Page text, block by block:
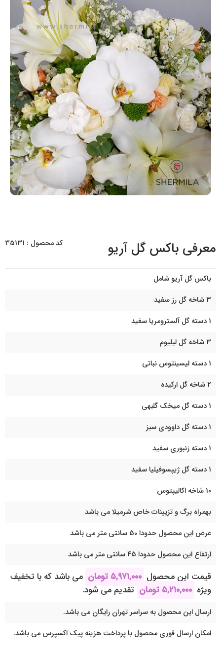
معرفی باکس گل آریو کد محصول : 35131
باکس گل آریو شامل
3 شاخه گل رز سفید
1 دسته گل آلسترومریا سفید
3 شاخه گل لیلیوم
1 دسته لیسینتوس نباتی
2 شاخه گل ارکیده
1 دسته گل میخک گلبهی
1 دسته گل داوودی سبز
1 دسته زنبوری سفید
1 دسته گل ژیپسوفیلیا سفید
10 شاخه اکالیپتوس
بهمراه برگ و تزیینات خاص شرمیلا می باشد
عرض این محصول حدودا 50 سانتی متر می باشد
ارتفاع این محصول حدودا 45 سانتی متر می باشد
قیمت این محصول ۵,۹۷۱,۰۰۰ تومان می باشد که با تخفیف
ویژه ۵,۲۱۰,۰۰۰ تومان تقدیم می شود.
ارسال این محصول به سراسر تهران رایگان می باشد.
امکان ارسال فوری محصول با پرداخت هزینه پیک اکسپرس می باشد.